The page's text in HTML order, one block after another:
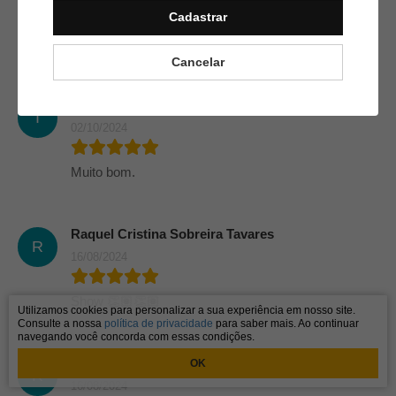
Cadastrar
Cancelar
Bom d++
I
Muito bom.
R
Raquel Cristina Sobreira Tavares
R
Raquel Cristina Sobreira Tavares
16/08/2024
Utilizamos cookies para personalizar a sua experiência em nosso site.
Consulte a nossa política de privacidade para saber mais. Ao continuar
navegando você concorda com essas condições.
OK